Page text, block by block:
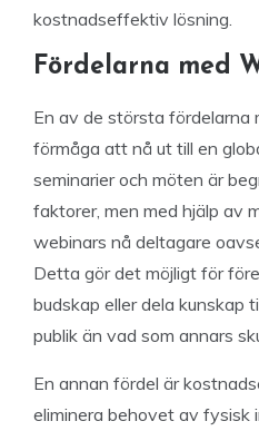
kostnadseffektiv lösning.
Fördelarna med
En av de största fördelarna
förmåga att nå ut till en
seminarier och möten är
faktorer, men med hjälp av
webinars nå deltagare
Detta gör det möjligt för
budskap eller dela kunskap
publik än vad som annars
En annan fördel är
eliminera behovet av fysisk